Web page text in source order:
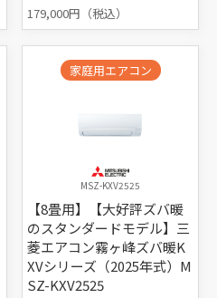
179,000円（税込）
家庭用エアコン
MSZ-KXV2525
【8畳用】【大好評ズバ暖
のスタンダードモデル】三
菱エアコン霧ヶ峰ズバ暖K
XVシリーズ（2025年式）M
SZ-KXV2525